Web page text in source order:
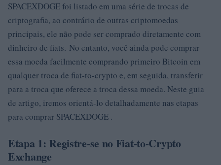
SPACEXDOGE foi listado em uma série de trocas de
criptografia, ao contrário de outras criptomoedas
principais, ele não pode ser comprado diretamente com
dinheiro de fiats. No entanto, você ainda pode comprar
essa moeda facilmente comprando primeiro Bitcoin em
qualquer troca de fiat-to-crypto e, em seguida, transferir
para a troca que oferece a troca dessa moeda. Neste guia
de artigo, iremos orientá-lo detalhadamente nas etapas
para comprar SPACEXDOGE .
Etapa 1: Registre-se no Fiat-to-Crypto
Exchange